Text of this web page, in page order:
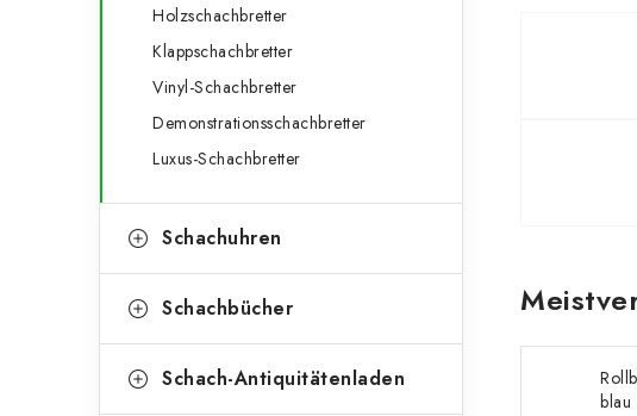
t
Holzschachbretter
Klappschachbretter
Vinyl-Schachbretter
Demonstrationsschachbretter
Luxus-Schachbretter
Schachuhren
Schachbücher
Schach-Antiquitätenladen
blau